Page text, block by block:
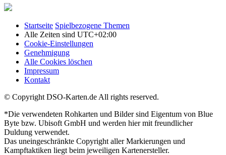
Startseite Spielbezogene Themen
Alle Zeiten sind UTC+02:00
Cookie-Einstellungen
Genehmigung
Alle Cookies löschen
Impressum
Kontakt
© Copyright DSO-Karten.de All rights reserved.
*Die verwendeten Rohkarten und Bilder sind Eigentum von Blue
Byte bzw. Ubisoft GmbH und werden hier mit freundlicher
Duldung verwendet.
Das uneingeschränkte Copyright aller Markierungen und
Kampftaktiken liegt beim jeweiligen Kartenersteller.